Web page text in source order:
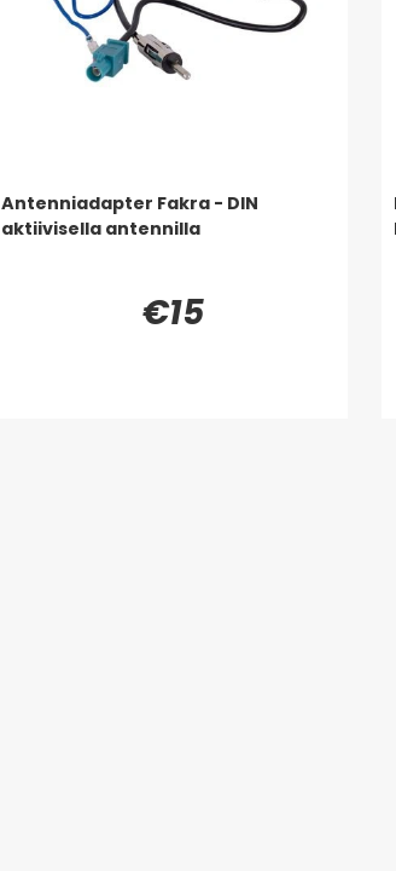
Antenniadapter Fakra - DIN
aktiivisella antennilla
€15